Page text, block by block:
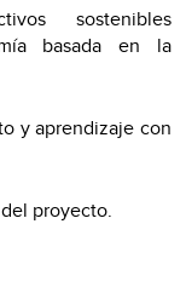
sostenibles
basada en la
y aprendizaje con
proyecto.